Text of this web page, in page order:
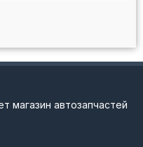
магазин автозапчастей